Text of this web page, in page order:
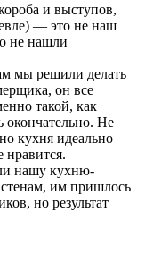
и выступов,
— это не наш
не нашли
мы решили делать
он все
такой, как
окончательно. Не
кухня идеально
нравится.
нашу кухню-
им пришлось
но результат